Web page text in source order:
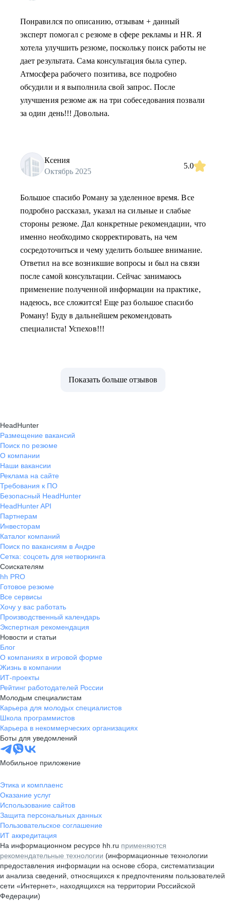
Понравился по описанию, отзывам + данный
эксперт помогал с резюме в сфере рекламы и HR. Я
хотела улучшить резюме, поскольку поиск работы не
дает результата. Сама консультация была супер.
Атмосфера рабочего позитива, все подробно
обсудили и я выполнила свой запрос. После
улучшения резюме аж на три собеседования позвали
за один день!!! Довольна.
Ксения
Октябрь 2025
5.0
Большое спасибо Роману за уделенное время. Все
подробно рассказал, указал на сильные и слабые
стороны резюме. Дал конкретные рекомендации, что
именно необходимо скорректировать, на чем
сосредоточиться и чему уделить большее внимание.
Ответил на все возникшие вопросы и был на связи
после самой консультации. Сейчас занимаюсь
применение полученной информации на практике,
надеюсь, все сложится! Еще раз большое спасибо
Роману! Буду в дальнейшем рекомендовать
специалиста! Успехов!!!
Показать больше отзывов
HeadHunter
Размещение вакансий
Поиск по резюме
О компании
Наши вакансии
Реклама на сайте
Требования к ПО
Безопасный HeadHunter
HeadHunter API
Партнерам
Инвесторам
Каталог компаний
Поиск по вакансиям в Андре
Сетка: соцсеть для нетворкинга
Соискателям
hh PRO
Готовое резюме
Все сервисы
Хочу у вас работать
Производственный календарь
Экспертная рекомендация
Новости и статьи
Блог
О компаниях в игровой форме
Жизнь в компании
ИТ-проекты
Рейтинг работодателей России
Молодым специалистам
Карьера для молодых специалистов
Школа программистов
Карьера в некоммерческих организациях
Боты для уведомлений
Мобильное приложение
Этика и комплаенс
Оказание услуг
Использование сайтов
Защита персональных данных
Пользовательское соглашение
ИТ аккредитация
На информационном ресурсе hh.ru применяются
рекомендательные технологии (информационные технологии
предоставления информации на основе сбора, систематизации
и анализа сведений, относящихся к предпочтениям пользователей
сети «Интернет», находящихся на территории Российской
Федерации)